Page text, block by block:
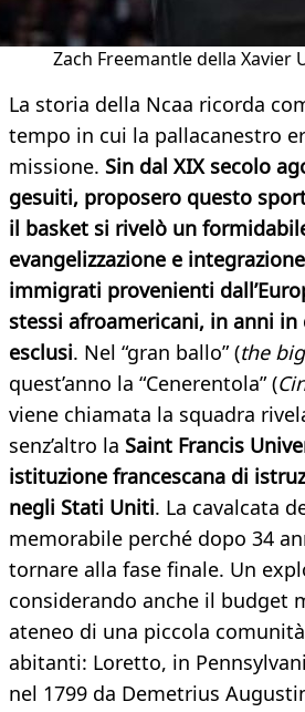
Zach Freemantle della Xavier
La storia della Ncaa ricorda
tempo in cui la pallacanestro
missione. Sin dal XIX secolo
gesuiti, proposero questo
il basket si rivelò un
evangelizzazione e
immigrati provenienti
stessi afroamericani, in anni in
esclusi. Nel “gran ballo” (the
quest’anno la “Cenerentola” (
viene chiamata la squadra
senz’altro la Saint Francis
istituzione francescana di
negli Stati Uniti. La cavalcata
memorabile perché dopo 34
tornare alla fase finale. Un
considerando anche il budget
ateneo di una piccola
abitanti: Loretto, in
nel 1799 da Demetrius